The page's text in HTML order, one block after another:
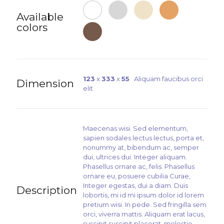
Available
colors
Dimension 123 x333 x55 Aliquam faucibus orci
elit
Description
Maecenas wisi. Sed elementum,
sapien sodales lectus lectus, porta et,
nonummy at, bibendum ac, semper
dui, ultrices dui. Integer aliquam.
Phasellus ornare ac, felis. Phasellus
ornare eu, posuere cubilia Curae,
Integer egestas, dui a diam. Duis
lobortis, mi id mi ipsum dolor id lorem
pretium wisi. In pede. Sed fringilla sem
orci, viverra mattis. Aliquam erat lacus,